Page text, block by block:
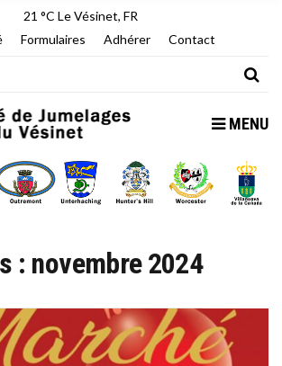
21 °C Le Vésinet, FR
Formulaires Adhérer Contact
MENU
: novembre 2024